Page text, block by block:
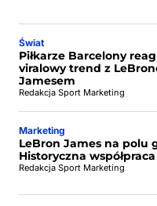
Świat
Piłkarze Barcelony
viralowy trend z
Jamesem
Redakcja Sport Marketing
Marketing
LeBron James na polu
Historyczna
Redakcja Sport Marketing